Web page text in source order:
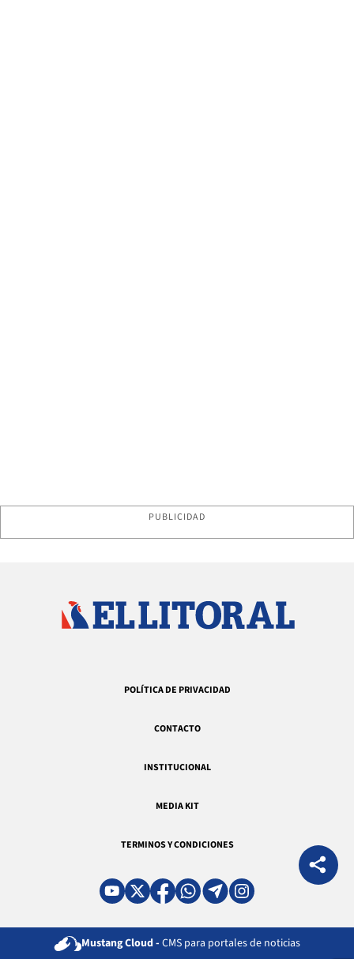
PUBLICIDAD
POLÍTICA DE PRIVACIDAD
CONTACTO
INSTITUCIONAL
MEDIA KIT
TERMINOS Y CONDICIONES
Mustang Cloud - CMS para portales de noticias